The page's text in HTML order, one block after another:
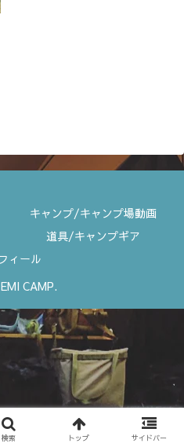
キャンプ/キャンプ場動画
道具/キャンプギア
ィール
CAMP.
検索 トップ サイドバー